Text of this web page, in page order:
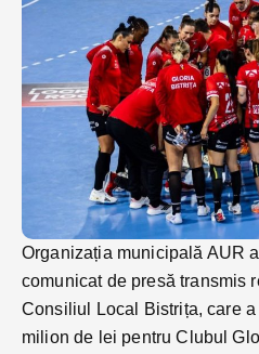
Organizația municipală AUR
comunicat de presă transmis
Consiliul Local Bistrița, care
milion de lei pentru Clubul